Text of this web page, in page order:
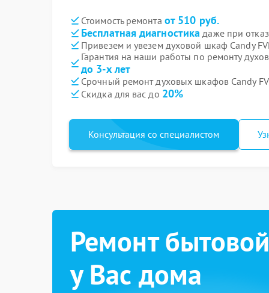
Стоимость ремонта от 510 руб.
Бесплатная диагностика даже при
Привезем и увезем духовой шкаф Candy
Гарантия на наши работы по ремонту
до 3-х лет
Срочный ремонт духовых шкафов Candy
Скидка для вас до 20%
Консультация со специалистом
Ремонт
у Вас дома